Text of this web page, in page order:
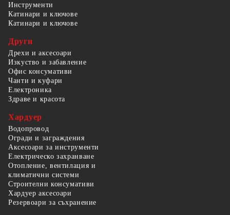
Инструменти
Катинари и ключове
Катинари и ключове
Други
Дрехи и аксесоари
Изкуство и забавление
Офис консумативи
Чанти и куфари
Електроника
Здраве и красота
Хардуер
Водопровод
Огради и заграждения
Аксесоари за инструменти
Електрическо захранване
Отопление, вентилация и
климатични системи
Строителни консумативи
Хардуер аксесоари
Резервоари за съхранение